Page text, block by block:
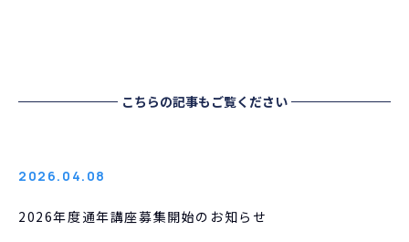
こちらの記事もご覧ください
2026.04.08
2026年度通年講座募集開始のお知らせ